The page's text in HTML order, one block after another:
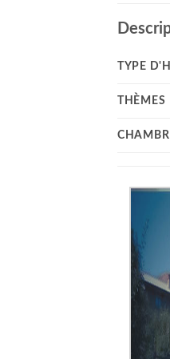
TYPE
THÈMES